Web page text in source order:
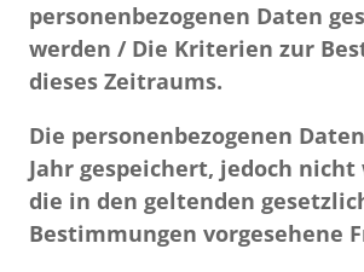
personenbezogenen Daten
werden / Die Kriterien zur
dieses Zeitraums.
Die personenbezogenen
Jahr gespeichert, jedoch
die in den geltenden
Bestimmungen vorgesehene